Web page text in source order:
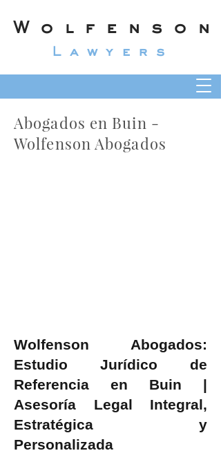
Wolfenson
Lawyers
Abogados en Buin -
Wolfenson Abogados
Wolfenson Abogados:
Estudio Jurídico de
Referencia en Buin |
Asesoría Legal Integral,
Estratégica y
Personalizada